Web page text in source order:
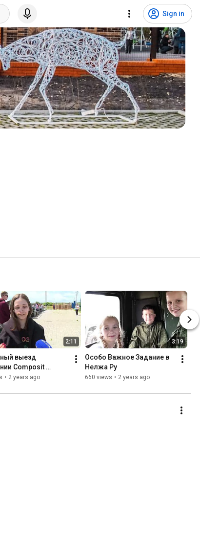
Sign in
2:11
выезд
Composit
в парк НЕЛЖА.РУ
• 2 years ago
3:19
Особо Важное Задание в
Нелжа Ру
660 views • 2 years ago